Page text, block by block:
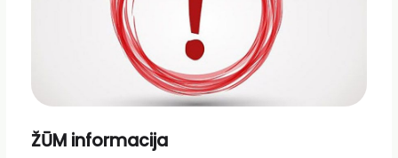
ŽŪM informacija